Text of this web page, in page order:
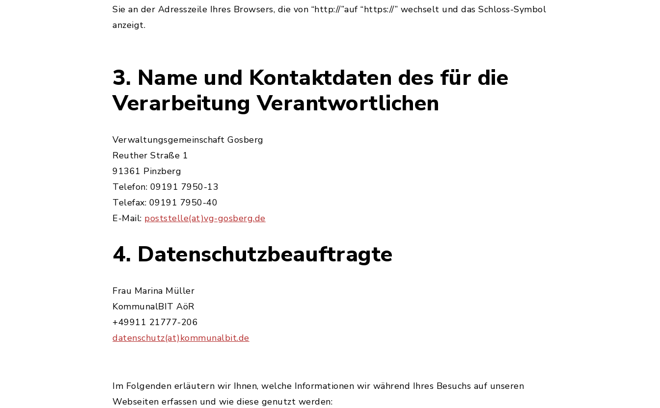
Sie an der Adresszeile Ihres Browsers, die von “http://”auf “https://” wechselt und das Schloss-Symbol
anzeigt.
3. Name und Kontaktdaten des für die
Verarbeitung Verantwortlichen
Verwaltungsgemeinschaft Gosberg
Reuther Straße 1
91361 Pinzberg
Telefon: 09191 7950-13
Telefax: 09191 7950-40
E-Mail: poststelle(at)vg-gosberg.de
4. Datenschutzbeauftragte
Frau Marina Müller
KommunalBIT AöR
+49911 21777-206
datenschutz(at)kommunalbit.de
Im Folgenden erläutern wir Ihnen, welche Informationen wir während Ihres Besuchs auf unseren
Webseiten erfassen und wie diese genutzt werden: